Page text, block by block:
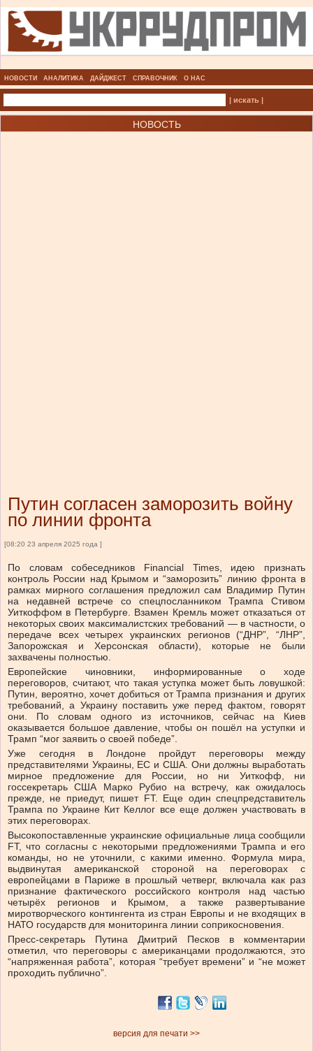
НОВОСТИ АНАЛИТИКА ДАЙДЖЕСТ СПРАВОЧНИК О НАС
| искать |
НОВОСТЬ
Путин согласен заморозить войну
по линии фронта
[08:20 23 апреля 2025 года ]
По словам собеседников Financial Times, идею признать
контроль России над Крымом и “заморозить” линию фронта в
рамках мирного соглашения предложил сам Владимир Путин
на недавней встрече со спецпосланником Трампа Стивом
Уиткоффом в Петербурге. Взамен Кремль может отказаться от
некоторых своих максималистских требований — в частности, о
передаче всех четырех украинских регионов (“ДНР”, “ЛНР”,
Запорожская и Херсонская области), которые не были
захвачены полностью.
Европейские чиновники, информированные о ходе
переговоров, считают, что такая уступка может быть ловушкой:
Путин, вероятно, хочет добиться от Трампа признания и других
требований, а Украину поставить уже перед фактом, говорят
они. По словам одного из источников, сейчас на Киев
оказывается большое давление, чтобы он пошёл на уступки и
Трамп “мог заявить о своей победе”.
Уже сегодня в Лондоне пройдут переговоры между
представителями Украины, ЕС и США. Они должны выработать
мирное предложение для России, но ни Уиткофф, ни
госсекретарь США Марко Рубио на встречу, как ожидалось
прежде, не приедут, пишет FT. Еще один спецпредставитель
Трампа по Украине Кит Келлог все еще должен участвовать в
этих переговорах.
Высокопоставленные украинские официальные лица сообщили
FT, что согласны с некоторыми предложениями Трампа и его
команды, но не уточнили, с какими именно. Формула мира,
выдвинутая американской стороной на переговорах с
европейцами в Париже в прошлый четверг, включала как раз
признание фактического российского контроля над частью
четырёх регионов и Крымом, а также развертывание
миротворческого контингента из стран Европы и не входящих в
НАТО государств для мониторинга линии соприкосновения.
Пресс-секретарь Путина Дмитрий Песков в комментарии
отметил, что переговоры с американцами продолжаются, это
“напряженная работа”, которая “требует времени” и “не может
проходить публично”.
версия для печати >>